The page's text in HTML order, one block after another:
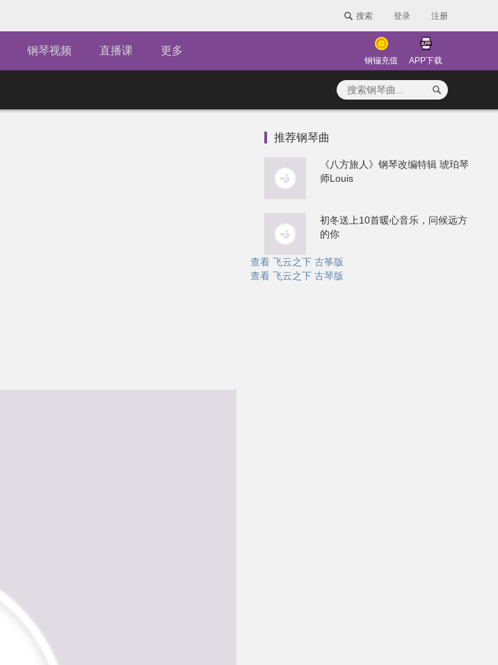
搜索 登录 注册
钢琴视频 直播课 更多
钢镚充值 APP下载
推荐钢琴曲
《八方旅人》钢琴改编特辑 琥珀琴
师Louis
初冬送上10首暖心音乐，问候远方
的你
查看 飞云之下 古筝版
查看 飞云之下 古琴版